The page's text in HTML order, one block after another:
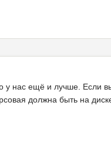
нас ещё и лучше. Если
должна быть на